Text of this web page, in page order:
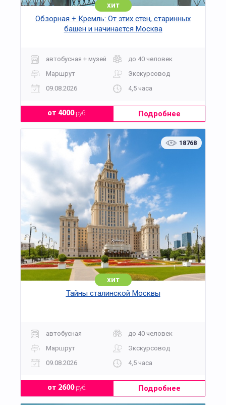
хит
Обзорная + Кремль: От этих стен, старинных
башен и начинается Москва
автобусная + музей
до 40 человек
Маршрут
Экскурсовод
09.08.2026
4,5 часа
от 4000руб. Подробнее
18768
хит
Тайны сталинской Москвы
автобусная
до 40 человек
Маршрут
Экскурсовод
09.08.2026
4,5 часа
от 2600руб. Подробнее